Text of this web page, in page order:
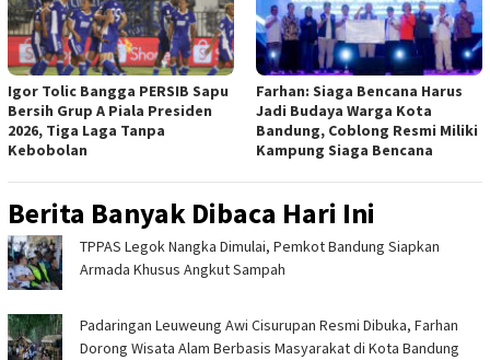
Igor Tolic Bangga PERSIB Sapu
Bersih Grup A Piala Presiden
2026, Tiga Laga Tanpa
Kebobolan
Farhan: Siaga Bencana Harus
Jadi Budaya Warga Kota
Bandung, Coblong Resmi Miliki
Kampung Siaga Bencana
Berita Banyak Dibaca Hari Ini
TPPAS Legok Nangka Dimulai, Pemkot Bandung Siapkan
Armada Khusus Angkut Sampah
Padaringan Leuweung Awi Cisurupan Resmi Dibuka, Farhan
Dorong Wisata Alam Berbasis Masyarakat di Kota Bandung